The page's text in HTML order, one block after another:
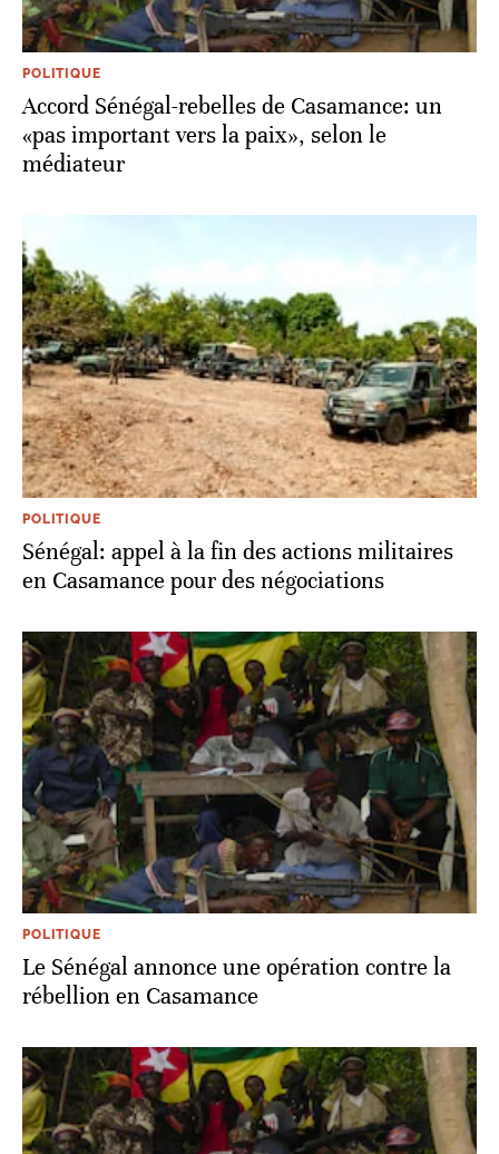
POLITIQUE
Accord Sénégal-rebelles de Casamance: un
«pas important vers la paix», selon le
médiateur
POLITIQUE
Sénégal: appel à la fin des actions militaires
en Casamance pour des négociations
POLITIQUE
Le Sénégal annonce une opération contre la
rébellion en Casamance